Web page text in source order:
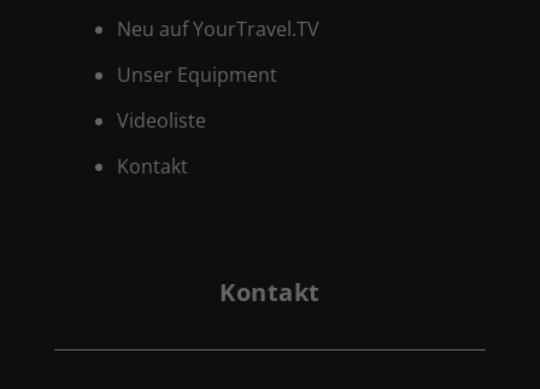
Neu auf YourTravel.TV
Unser Equipment
Videoliste
Kontakt
Kontakt